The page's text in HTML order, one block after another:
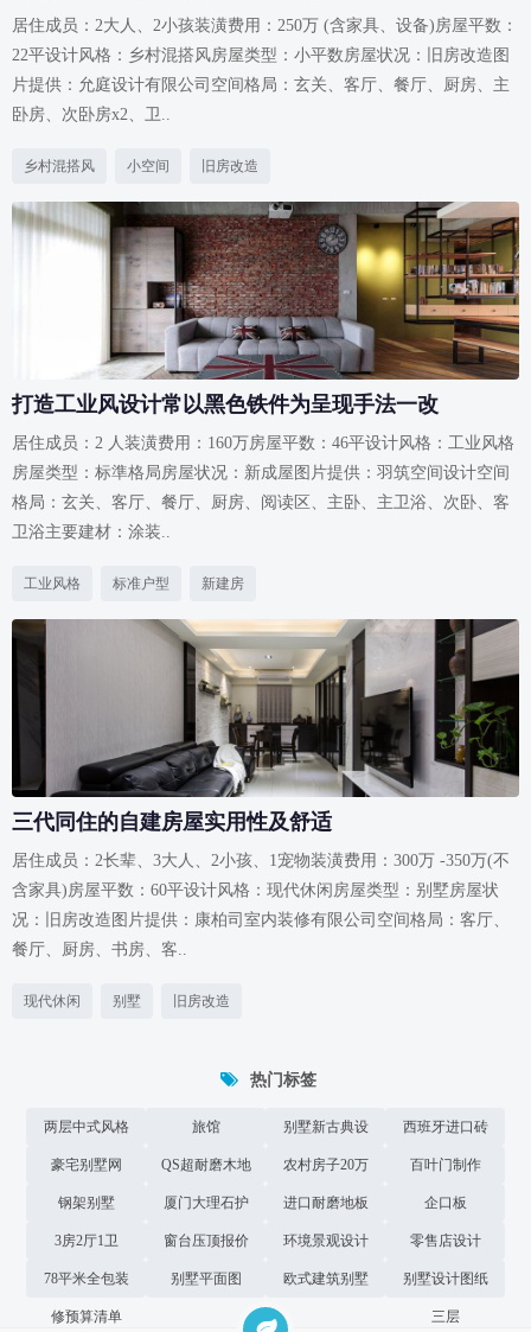
居住成员：2大人、2小孩装潢费用：250万 (含家具、设备)房屋平数：
22平设计风格：乡村混搭风房屋类型：小平数房屋状况：旧房改造图
片提供：允庭设计有限公司空间格局：玄关、客厅、餐厅、厨房、主
卧房、次卧房x2、卫..
乡村混搭风 小空间 旧房改造
打造工业风设计常以黑色铁件为呈现手法一改
居住成员：2 人装潢费用：160万房屋平数：46平设计风格：工业风格
房屋类型：标準格局房屋状况：新成屋图片提供：羽筑空间设计空间
格局：玄关、客厅、餐厅、厨房、阅读区、主卧、主卫浴、次卧、客
卫浴主要建材：涂装..
工业风格 标准户型 新建房
三代同住的自建房屋实用性及舒适
居住成员：2长辈、3大人、2小孩、1宠物装潢费用：300万 -350万(不
含家具)房屋平数：60平设计风格：现代休闲房屋类型：别墅房屋状
况：旧房改造图片提供：康柏司室内装修有限公司空间格局：客厅、
餐厅、厨房、书房、客..
现代休闲 别墅 旧房改造
热门标签
两层中式风格
自建房
旅馆 别墅新古典设
计
西班牙进口砖
豪宅别墅网 QS超耐磨木地
板
农村房子20万
以下图片
百叶门制作
钢架别墅 厦门大理石护
理师傅
进口耐磨地板 企口板
3房2厅1卫 窗台压顶报价 环境景观设计
合同
零售店设计
78平米全包装
修预算清单
别墅平面图 欧式建筑别墅 别墅设计图纸
三层